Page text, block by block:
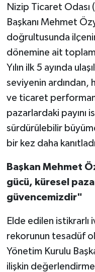
Nizip Ticaret Odası
Başkanı Mehmet
doğrultusunda
dönemine ait toplam
Yılın ilk 5 ayında
seviyenin ardından,
ve ticaret
pazarlardaki payını
sürdürülebilir
bir kez daha
Başkan Mehmet
gücü, küresel
güvencemizdir"
Elde edilen istikrarlı
rekorunun tesadüf
Yönetim Kurulu
ilişkin